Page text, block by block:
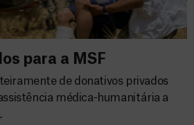
para a MSF
de donativos privados
médica-humanitária a